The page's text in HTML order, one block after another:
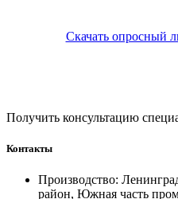
Скачать опросный
Получить консультацию
Контакты
Производство:
район, Южная часть